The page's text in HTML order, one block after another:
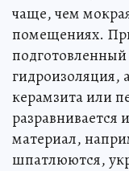
чаще, чем
помещениях.
гидроизоляция,
керамзита или
разравнивается
материал,
шпатлюются,